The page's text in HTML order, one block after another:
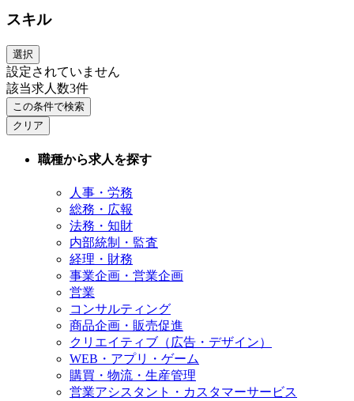
スキル
選択
設定されていません
該当求人数3件
この条件で検索
クリア
職種から求人を探す
人事・労務
総務・広報
法務・知財
内部統制・監査
経理・財務
事業企画・営業企画
営業
コンサルティング
商品企画・販売促進
クリエイティブ（広告・デザイン）
WEB・アプリ・ゲーム
購買・物流・生産管理
営業アシスタント・カスタマーサービス